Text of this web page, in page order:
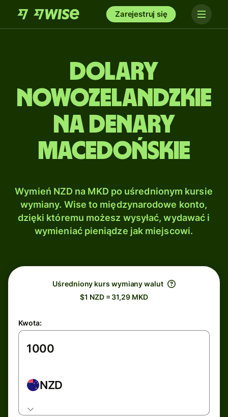
Zarejestruj się
Dolary
nowozelandzkie
na Denary
macedońskie
Wymień NZD na MKD po uśrednionym kursie
wymiany. Wise to międzynarodowe konto,
dzięki któremu możesz wysyłać, wydawać i
wymieniać pieniądze jak miejscowi.
Uśredniony kurs wymiany walut
$1 NZD = 31,29 MKD
Kwota:
NZD